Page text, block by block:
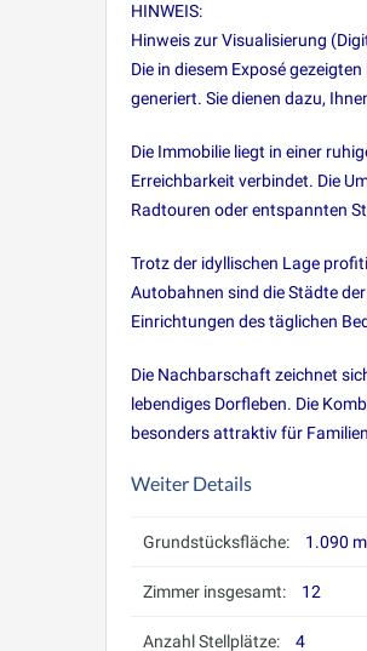
HINWEIS:
Hinweis zur Visualisierung
Die in diesem Exposé
generiert. Sie dienen dazu,
Die Immobilie liegt in einer
Erreichbarkeit verbindet. Die
Radtouren oder entspannten
Trotz der idyllischen Lage
Autobahnen sind die Städte
Einrichtungen des täglichen
Die Nachbarschaft zeichnet
lebendiges Dorfleben. Die
besonders attraktiv für
Weiter Details
Grundstücksfläche: 1.090
Zimmer insgesamt: 12
Anzahl Stellplätze: 4